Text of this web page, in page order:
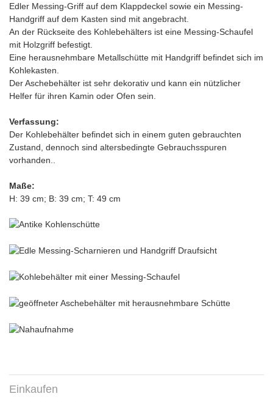
Edler Messing-Griff auf dem Klappdeckel sowie ein Messing-
Handgriff auf dem Kasten sind mit angebracht.
An der Rückseite des Kohlebehälters ist eine Messing-Schaufel
mit Holzgriff befestigt.
Eine herausnehmbare Metallschütte mit Handgriff befindet sich im
Kohlekasten.
Der Aschebehälter ist sehr dekorativ und kann ein nützlicher
Helfer für ihren Kamin oder Ofen sein.
Verfassung:
Der Kohlebehälter befindet sich in einem guten gebrauchten
Zustand, dennoch sind altersbedingte Gebrauchsspuren
vorhanden..
Maße:
H: 39 cm; B: 39 cm; T: 49 cm
Einkaufen